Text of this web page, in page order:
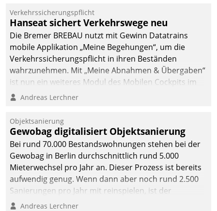
Verkehrssicherungspflicht
Hanseat sichert Verkehrswege neu
Die Bremer BREBAU nutzt mit Gewinn Datatrains
mobile Applikation „Meine Begehungen“, um die
Verkehrssicherungspflicht in ihren Beständen
wahrzunehmen. Mit „Meine Abnahmen & Übergaben“
ist nun ein weiteres Modul des Mobilen Cockpits im
Einsatz.
Andreas Lerchner
Objektsanierung
Gewobag digitalisiert Objektsanierung
Bei rund 70.000 Bestandswohnungen stehen bei der
Gewobag in Berlin durchschnittlich rund 5.000
Mieterwechsel pro Jahr an. Dieser Prozess ist bereits
aufwendig genug. Wenn dann aber noch rund 2.500
Sanierungen pro Jahr mit reinspielen, ist der
Betreuungs- und Organisationsaufwand immens. Im
Andreas Lerchner